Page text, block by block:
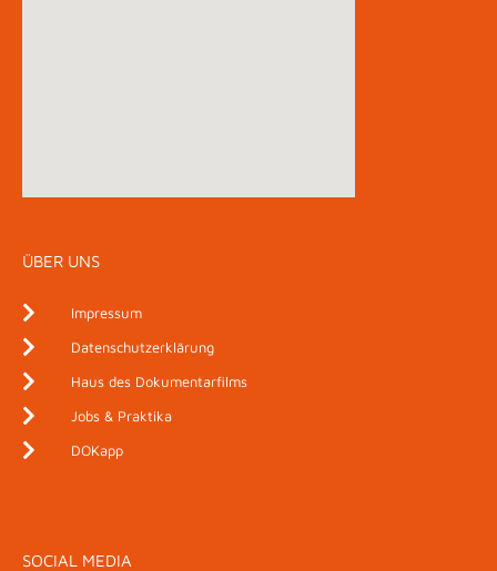
ÜBER UNS
Impressum
Datenschutzerklärung
Haus des Dokumentarfilms
Jobs & Praktika
DOKapp
SOCIAL MEDIA